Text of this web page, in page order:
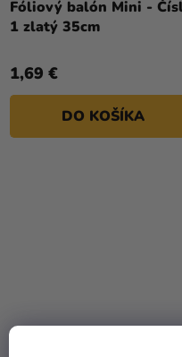
Fóliový balón Mini -
1 zlatý 35cm
1,69 €
DO KOŠÍKA